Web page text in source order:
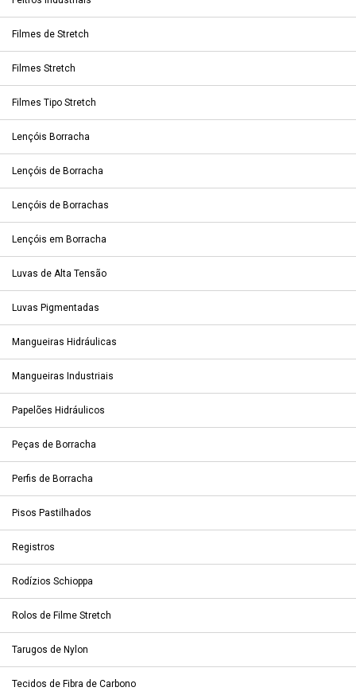
Filmes de Stretch
Filmes Stretch
Filmes Tipo Stretch
Lençóis Borracha
Lençóis de Borracha
Lençóis de Borrachas
Lençóis em Borracha
Luvas de Alta Tensão
Luvas Pigmentadas
Mangueiras Hidráulicas
Mangueiras Industriais
Papelões Hidráulicos
Peças de Borracha
Perfis de Borracha
Pisos Pastilhados
Registros
Rodízios Schioppa
Rolos de Filme Stretch
Tarugos de Nylon
Tecidos de Fibra de Carbono